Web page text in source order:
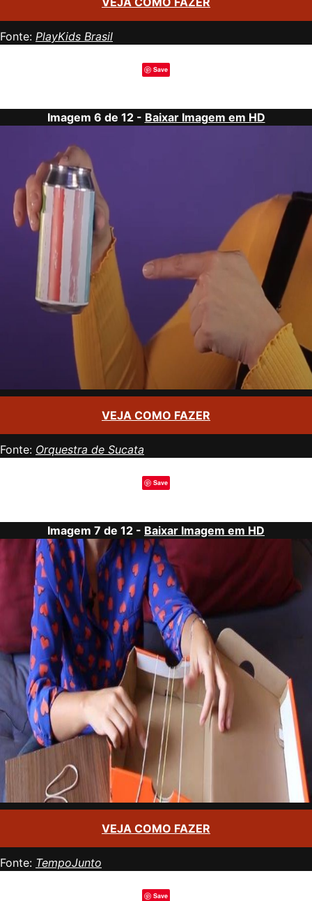
Fonte: PlayKids Brasil
Save
Imagem 6 de 12 - Baixar Imagem em HD
VEJA COMO FAZER
Fonte: Orquestra de Sucata
Save
Imagem 7 de 12 - Baixar Imagem em HD
VEJA COMO FAZER
Fonte: TempoJunto
Save